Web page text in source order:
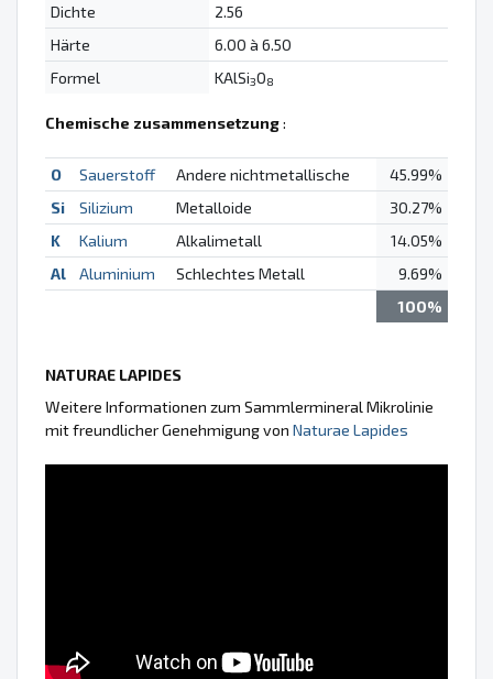
Dichte
2.56
Härte
6.00 à 6.50
Formel
KAlSi3O8
Chemische zusammensetzung:
O Sauerstoff Andere nichtmetallische
45.99%
Si
Silizium Metalloide
30.27%
K
Kalium Alkalimetall
14.05%
Al
Aluminium Schlechtes Metall
9.69%
100%
NATURAE LAPIDES
Weitere Informationen zum Sammlermineral Mikrolinie
mit freundlicher Genehmigung von Naturae Lapides